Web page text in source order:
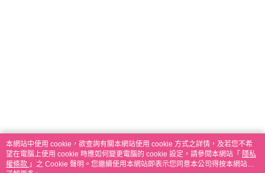
本網站中使用 cookie，欲查詢有關本網站使用 cookie 方式之詳情，及若您不希
望在電腦上使用 cookie 時應如何變更電腦的 cookie 設定，請參閱本網站「 隱私
權條款 」之 Cookie 聲明。您繼續使用本網站即表示您同意本公司得按本網站使